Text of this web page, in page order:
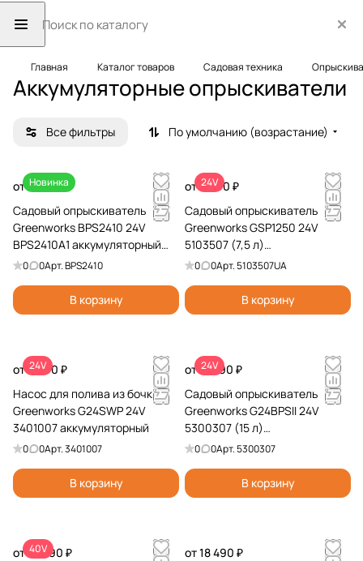
Главная Каталог товаров Садовая техника
Аккумуляторные опрыскиватели
Все фильтры По умолчанию (возрастание)
Новинка
от 7 990 ₽
Садовый опрыскиватель
Greenworks BPS2410 24V
BPS2410A1 аккумуляторный
(10л)
0 0Арт.BPS2410
В корзину
24V
от 8 990 ₽
Садовый опрыскиватель
Greenworks GSP1250 24V
5103507 (7,5 л)
аккумуляторный
0 0Арт.5103507UA
В корзину
24V
от 8 990 ₽
Насос для полива из бочки
Greenworks G24SWP 24V
3401007 аккумуляторный
0 0Арт.3401007
В корзину
24V
от 11 990 ₽
Садовый опрыскиватель
Greenworks G24BPSII 24V
5300307 (15 л)
аккумуляторный
0 0Арт.5300307
В корзину
40V
от 12 990 ₽
от 18 490 ₽